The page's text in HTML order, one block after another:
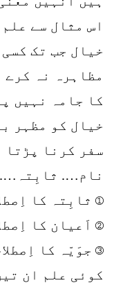
اس مثال سے
خیال جب تک
مظاہرہ نہ
کا جامہ نہیں
خیال کو مظہر
سفر کرنا پڑتا
نام….
① ثابِتہ کا
② اَعیان کا
③ جوَیّہ کا
کوئی علم ان